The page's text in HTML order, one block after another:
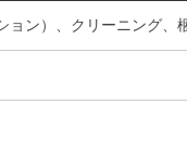
ョン）、クリーニング、